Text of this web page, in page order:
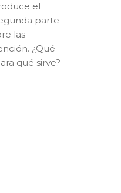
el
parte
las
¿Qué
qué sirve?